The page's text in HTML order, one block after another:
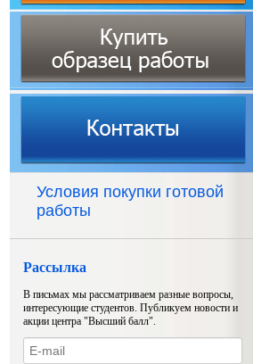
Условия покупки готовой
работы
Рассылка
В письмах мы рассматриваем разные вопросы,
интересующие студентов. Публикуем новости и
акции центра "Высший балл".